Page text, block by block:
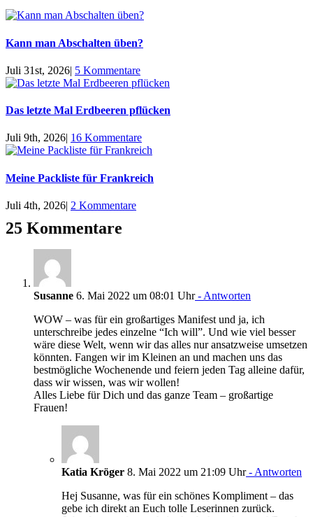
Kann man Abschalten üben?
Juli 31st, 2026| 5 Kommentare
Das letzte Mal Erdbeeren pflücken
Juli 9th, 2026 16 Kommentare
Meine Packliste für Frankreich
Juli 4th, 2026| 2 Kommentare
25 Kommentare
Susanne 6. Mai 2022 um 08:01 Uhr- Antworten
WOW – was für ein großartiges Manifest und ja, ich
unterschreibe jedes einzelne “Ich will”. Und wie viel besser
wäre diese Welt, wenn wir das alles nur ansatzweise umsetzen
könnten. Fangen wir im Kleinen an und machen uns das
bestmögliche Wochenende und feiern jeden Tag alleine dafür,
dass wir wissen, was wir wollen!
Alles Liebe für Dich und das ganze Team – großartige
Frauen!
Katia Kröger 8. Mai 2022 um 21:09 Uhr- Antworten
Hej Susanne, was für ein schönes Kompliment – das
gebe ich direkt an Euch tolle Leserinnen zurück.